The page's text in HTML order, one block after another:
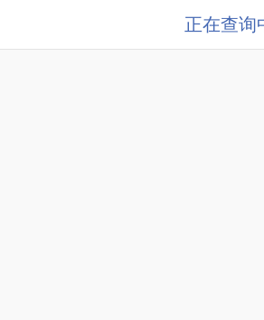
正在查询